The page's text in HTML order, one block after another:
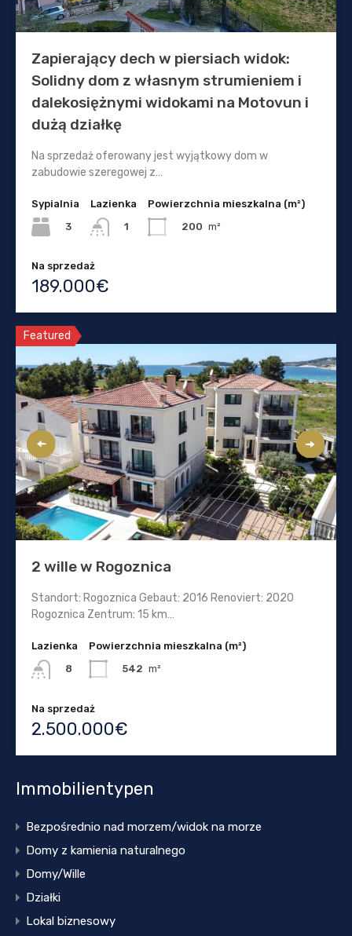
Zapierający dech w piersiach widok:
Solidny dom z własnym strumieniem i
dalekosiężnymi widokami na Motovun i
dużą działkę
Na sprzedaż oferowany jest wyjątkowy dom w
zabudowie szeregowej z…
Sypialnia
3
Lazienka
1
Powierzchnia mieszkalna (m²)
200 m²
Na sprzedaż
189.000€
Featured
2 wille w Rogoznica
Standort: Rogoznica Gebaut: 2016 Renoviert: 2020
Rogoznica Zentrum: 15 km…
Lazienka
8
Powierzchnia mieszkalna (m²)
542 m²
Na sprzedaż
2.500.000€
Immobilientypen
Bezpośrednio nad morzem/widok na morze
Domy z kamienia naturalnego
Domy/Wille
Działki
Lokal biznesowy